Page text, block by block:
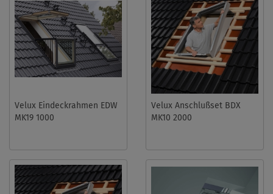
Velux Eindeckrahmen EDW
MK19 1000
Velux Anschlußset BDX
MK10 2000